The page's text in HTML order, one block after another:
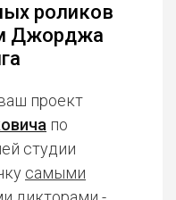
роликов
Джорджа
проект
по
студии
самыми